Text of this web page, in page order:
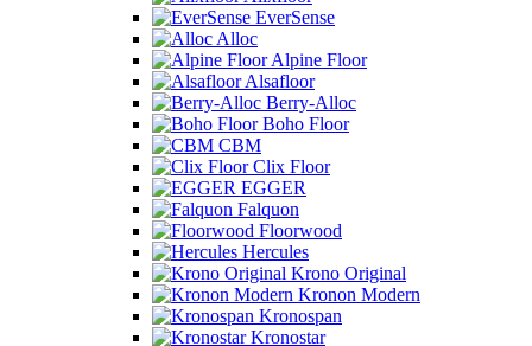
EverSense
Alloc
Alpine Floor
Alsafloor
Berry-Alloc
Boho Floor
CBM
Clix Floor
EGGER
Falquon
Floorwood
Hercules
Krono Original
Kronon Modern
Kronospan
Kronostar